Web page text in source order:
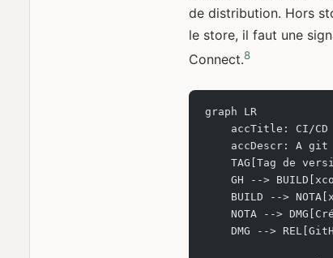
de distribution. Hors
le store, il faut une
Connect.8
graph LR
accTitle: CI/CD
accDescr: A git
TAG[Tag de
GH -->
BUILD -->
NOTA -->
DMG -->